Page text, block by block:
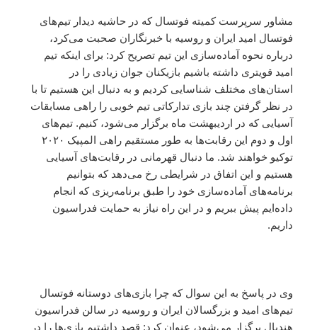
مشاور سرپرست کمیته فوتسال که در حاشیه دیدار تیم‌های
فوتسال امید ایران و روسیه با خبرنگاران صحبت می‌کرد،
درباره نحوه آماده‌سازی این تیم تصریح کرد: برای اینکه تیم
امید قویتری داشته باشیم بازیکنان جوان زیادی را در
استان‌های مختلف شناسایی کردیم و به دنبال این هستیم تا با
در نظر گرفتن چند بازی تدارکاتی تیم خوبی را راهی مسابقات
آسیایی که در اردیبهشت ماه برگزار می‌شود، کنیم. تیم‌های
اول و دوم این رقابت‌ها به طور مستقیم راهی المپیک ۲۰۲۰
توکیو خواهند شد. ما دنبال قهرمانی در رقابت‌های آسیایی
هستیم و این اتفاق در شرایطی رخ می‌دهد که بتوانیم
برنامه‌های آماده‌سازی خود را طبق برنامه‌ریزی که انجام
داده‌ایم پیش ببریم و در این راه نیاز به حمایت فدراسیون
داریم.
وی در پاسخ به این سوال که چرا بازی‌های دوستانه فوتسال
تیم‌های امید و بزرگسالان ایران و روسیه در سالن فدراسیون
هندبال برگزار می‌شود، عنوان کرد: قصد داشتیم بازی‌ها را در